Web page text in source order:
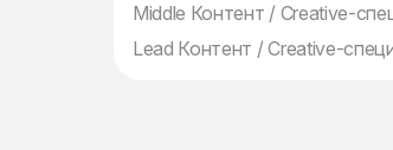
Middle Контент / Creative-
Lead Контент / Creative-